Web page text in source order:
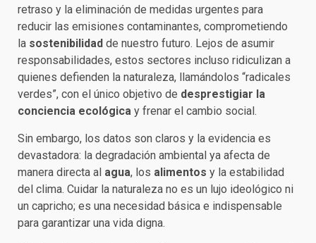
retraso y la eliminación de medidas urgentes para
reducir las emisiones contaminantes, comprometiendo
la sostenibilidad de nuestro futuro. Lejos de asumir
responsabilidades, estos sectores incluso ridiculizan a
quienes defienden la naturaleza, llamándolos “radicales
verdes”, con el único objetivo de desprestigiar la
conciencia ecológica y frenar el cambio social.
Sin embargo, los datos son claros y la evidencia es
devastadora: la degradación ambiental ya afecta de
manera directa al agua, los alimentos y la estabilidad
del clima. Cuidar la naturaleza no es un lujo ideológico ni
un capricho; es una necesidad básica e indispensable
para garantizar una vida digna.